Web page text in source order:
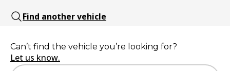
Find another vehicle
Can’t find the vehicle you’re looking for?
Let us know.